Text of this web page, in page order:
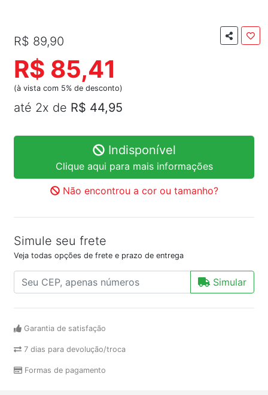
R$ 89,90
R$ 85,41
(à vista com 5% de desconto)
até 2x de R$ 44,95
Indisponível
Clique aqui para mais informações
Não encontrou a cor ou tamanho?
Simule seu frete
Veja todas opções de frete e prazo de entrega
Simular
Garantia de satisfação
7 dias para devolução/troca
Formas de pagamento